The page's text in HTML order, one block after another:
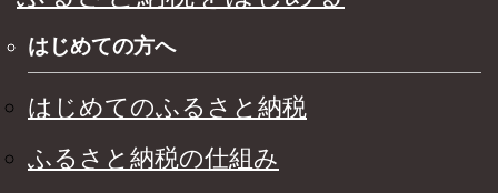
はじめての方へ
はじめてのふるさと納税
ふるさと納税の仕組み